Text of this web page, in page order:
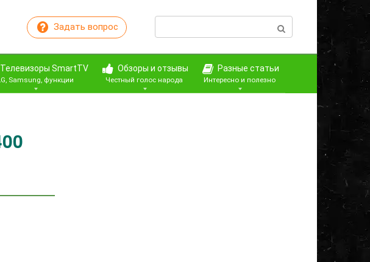
Задать вопрос Поиск:
Телевизоры SmartTV
Samsung, функции
Обзоры и отзывы
Честный голос народа
Разные статьи
Интересно и полезно